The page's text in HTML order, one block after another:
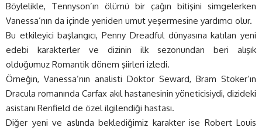
Böylelikle, Tennyson’ın ölümü bir çağın bitişini simgelerken
Vanessa’nın da içinde yeniden umut yeşermesine yardımcı olur.
Bu etkileyici başlangıcı, Penny Dreadful dünyasına katılan yeni
edebi karakterler ve dizinin ilk sezonundan beri alışık
olduğumuz Romantik dönem şiirleri izledi.
Örneğin, Vanessa’nın analisti Doktor Seward, Bram Stoker’ın
Dracula romanında Carfax akıl hastanesinin yöneticisiydi, dizideki
asistanı Renfield de özel ilgilendiği hastası.
Diğer yeni ve aslında beklediğimiz karakter ise Robert Louis